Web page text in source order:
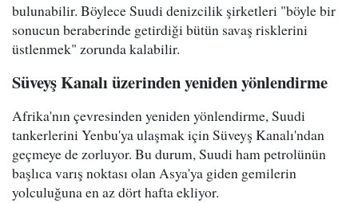
bulunabilir. Böylece Suudi denizcilik şirketleri "böyle bir
sonucun beraberinde getirdiği bütün savaş risklerini
üstlenmek" zorunda kalabilir.
Süveyş Kanalı üzerinden yeniden yönlendirme
Afrika'nın çevresinden yeniden yönlendirme, Suudi
tankerlerini Yenbu'ya ulaşmak için Süveyş Kanalı'ndan
geçmeye de zorluyor. Bu durum, Suudi ham petrolünün
başlıca varış noktası olan Asya'ya giden gemilerin
yolculuğuna en az dört hafta ekliyor.